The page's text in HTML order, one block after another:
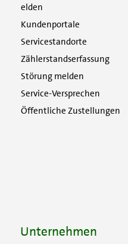
elden
Kundenportale
Servicestandorte
Zählerstandserfassung
Störung melden
Service-Versprechen
Öffentliche Zustellungen
Unternehmen